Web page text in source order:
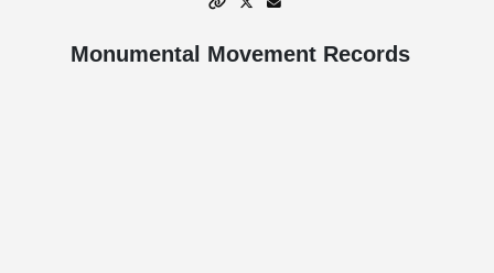
Monumental Movement Records